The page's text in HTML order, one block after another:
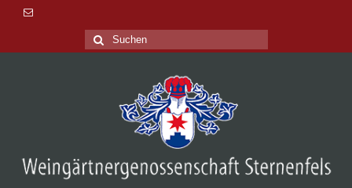
Suche
nach: